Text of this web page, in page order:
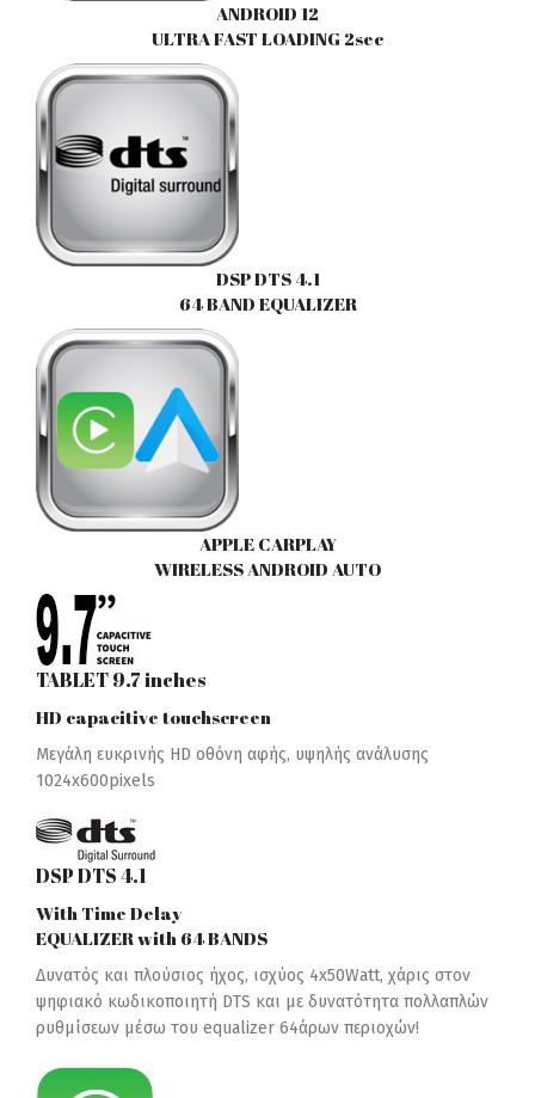
ANDROID 12
ULTRA FAST LOADING 2sec
DSP DTS 4.1
64 BAND EQUALIZER
APPLE CARPLAY
WIRELESS ANDROID AUTO
TABLET 9.7 inches
HD capacitive touchscreen
Μεγάλη ευκρινής HD οθόνη αφής, υψηλής ανάλυσης
1024x600pixels
DSP DTS 4.1
With Time Delay
EQUALIZER with 64 BANDS
Δυνατός και πλούσιος ήχος, ισχύος 4x50Watt, χάρις στον
ψηφιακό κωδικοποιητή DTS και με δυνατότητα πολλαπλών
ρυθμίσεων μέσω του equalizer 64άρων περιοχών!